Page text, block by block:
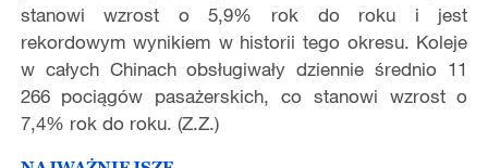
stanowi wzrost o 5,9% rok do roku i jest
rekordowym wynikiem w historii tego okresu. Koleje
w całych Chinach obsługiwały dziennie średnio 11
266 pociągów pasażerskich, co stanowi wzrost o
7,4% rok do roku. (Z.Z.)